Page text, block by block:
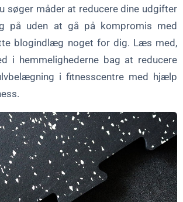
og deres omkostninger:
fordelen
fra fabrikken
priser
grønne besparelser
søger måder at reducere dine udgifter
på uden at gå på kompromis med
blogindlæg noget for dig. Læs med,
i hemmelighederne bag at reducere
i fitnesscentre med hjælp